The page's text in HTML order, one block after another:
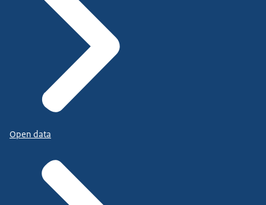
Open data